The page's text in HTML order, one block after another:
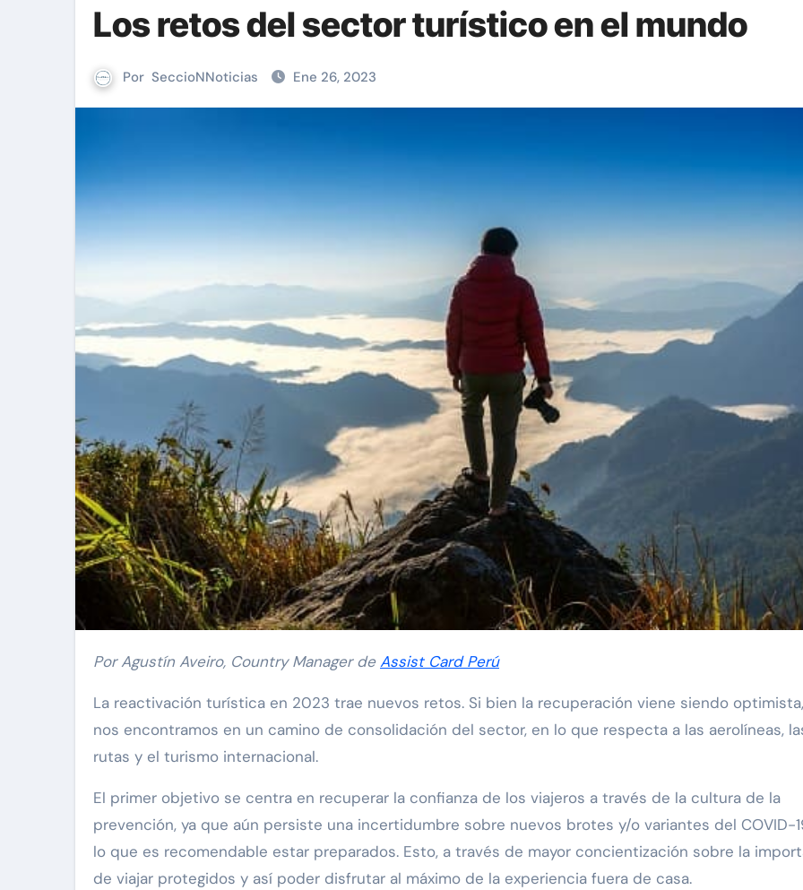
Los retos del sector turístico en el mundo
Por SeccioNNoticias Ene 26, 2023
Por Agustín Aveiro, Country Manager deAssist Card Perú
La reactivación turística en 2023 trae nuevos retos. Si bien la recuperación viene siendo
nos encontramos en un camino de consolidación del sector, en lo que respecta a las aerolíneas,
rutas y el turismo internacional.
El primer objetivo se centra en recuperar la confianza de los viajeros a través de la cultura de la
prevención, ya que aún persiste una incertidumbre sobre nuevos brotes y/o variantes del COVID-
lo que es recomendable estar preparados. Esto, a través de mayor concientización sobre la
de viajar protegidos y así poder disfrutar al máximo de la experiencia fuera de casa.